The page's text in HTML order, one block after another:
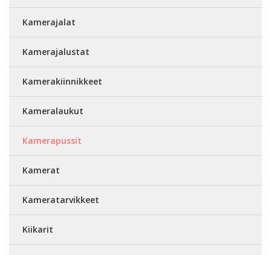
Kamerajalat
Kamerajalustat
Kamerakiinnikkeet
Kameralaukut
Kamerapussit
Kamerat
Kameratarvikkeet
Kiikarit